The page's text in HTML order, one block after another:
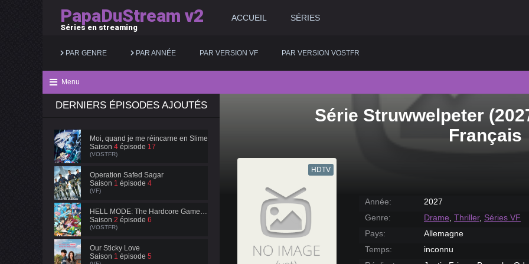
PapaDuStream v2
Séries en streaming
ACCUEIL SÉRIES
PAR GENRE
Action
Animation
Aventure
Biopic
Comédie
Documentaire Historique
Musical
Romance
Science fiction
PAR ANNÉE
2025
2022
2016
2015
PAR VERSION VF PAR VERSION VOSTFR
Menu
DERNIERS ÉPISODES AJOUTÉS
Moi, quand je me réincarne en Slime
Saison 4 épisode 17
(VOSTFR)
Operation Safed Sagar
Saison 1 épisode 4
(VF)
HELL MODE: The Hardcore Gamer Dominates in Another World with Garbage Balancing
Saison 2 épisode 6
(VOSTFR)
Our Sticky Love
Saison 1 épisode 5
Série Struwwelpeter
Français
HDTV
Année:
2027
Genre:
Drame, Thriller, Séries VF
Pays:
Allemagne
Temps:
inconnu